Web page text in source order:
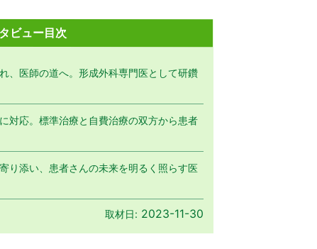
ビュー目次
、医師の道へ。形成外科専門医として研鑽
対応。標準治療と自費治療の双方から患者
り添い、患者さんの未来を明るく照らす医
取材日: 2023-11-30